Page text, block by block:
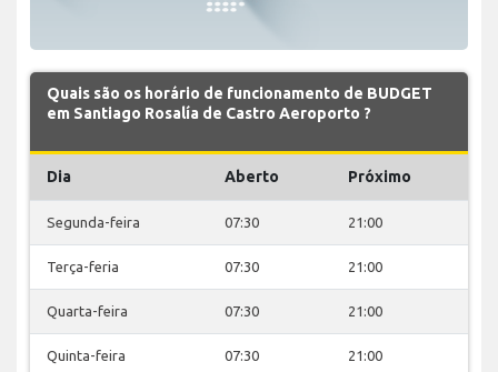
Quais são os horário de funcionamento de BUDGET
em Santiago Rosalía de Castro Aeroporto ?
Dia Aberto Próximo
Segunda-feira 07:30 21:00
Terça-feria 07:30 21:00
Quarta-feira 07:30 21:00
Quinta-feira 07:30 21:00